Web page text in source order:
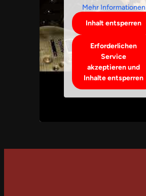
Mehr Informationen
Inhalt entsperren
Erforderlichen
Service
akzeptieren und
Inhalte entsperren